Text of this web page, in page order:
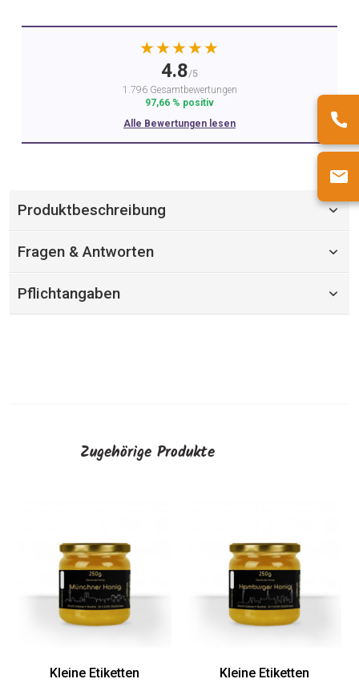
★★★★★
4.8/5
1.796 Gesamtbewertungen
97,66 % positiv
Alle Bewertungen lesen
Produktbeschreibung
Fragen & Antworten
Pflichtangaben
Zugehörige Produkte
Kleine Etiketten
Kleine Etiketten